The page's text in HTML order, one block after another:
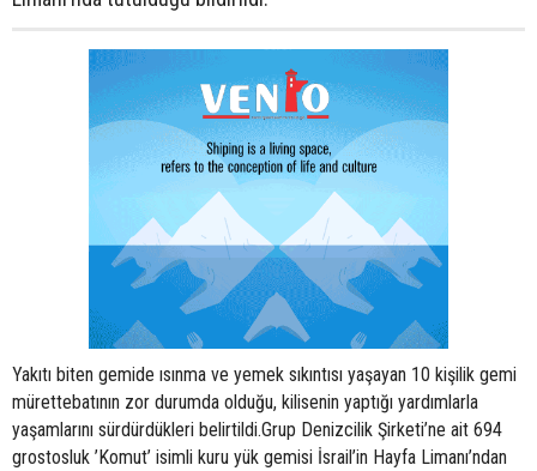
Yakıtı biten gemide ısınma ve yemek sıkıntısı yaşayan 10 kişilik gemi
mürettebatının zor durumda olduğu, kilisenin yaptığı yardımlarla
yaşamlarını sürdürdükleri belirtildi.Grup Denizcilik Şirketi’ne ait 694
grostosluk ’Komut’ isimli kuru yük gemisi İsrail’in Hayfa Limanı’ndan